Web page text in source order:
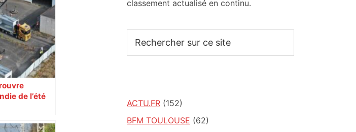
de l’été
classement actualisé en continu.
sur
ACTU.FR (152)
BFM TOULOUSE (62)